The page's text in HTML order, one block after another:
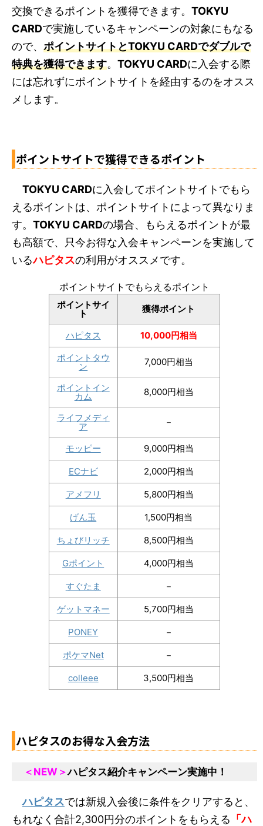
交換できるポイントを獲得できます。 TOKYU
CARDで実施しているキャンペーンの対象にもなる
ので、 ポイントサイトとTOKYU CARDでダブルで
特典を獲得できます。 TOKYU CARDに入会する際
には忘れずにポイントサイトを経由するのをオスス
メします。
ポイントサイトで獲得できるポイント
TOKYU CARDに入会してポイントサイトでもら
えるポイントは、ポイントサイトによって異なりま
す。 TOKYU CARDの場合、もらえるポイントが最
も高額で、只今お得な入会キャンペーンを実施して
いるハピタスの利用がオススメです。
ポイントサイトでもらえるポイント
ポイントサイ
ト 獲得ポイント
ハピタス
10,000円相当
ポイントタウ
ン 7,000円相当
ポイントイン
カム 8,000円相当
ライフメディ
ア －
モッピー 9,000円相当
ECナビ 2,000円相当
アメフリ 5,800円相当
げん玉 1,500円相当
ちょびリッチ 8,500円相当
Gポイント 4,000円相当
すぐたま －
ゲットマネー 5,700円相当
PONEY －
ポケマNet －
colleee 3,500円相当
ハピタスのお得な入会方法
＜NEW＞ハピタス紹介キャンペーン実施中！
ハピタスでは新規入会後に条件をクリアすると、
もれなく合計2,300円分のポイントをもらえる 「ハ